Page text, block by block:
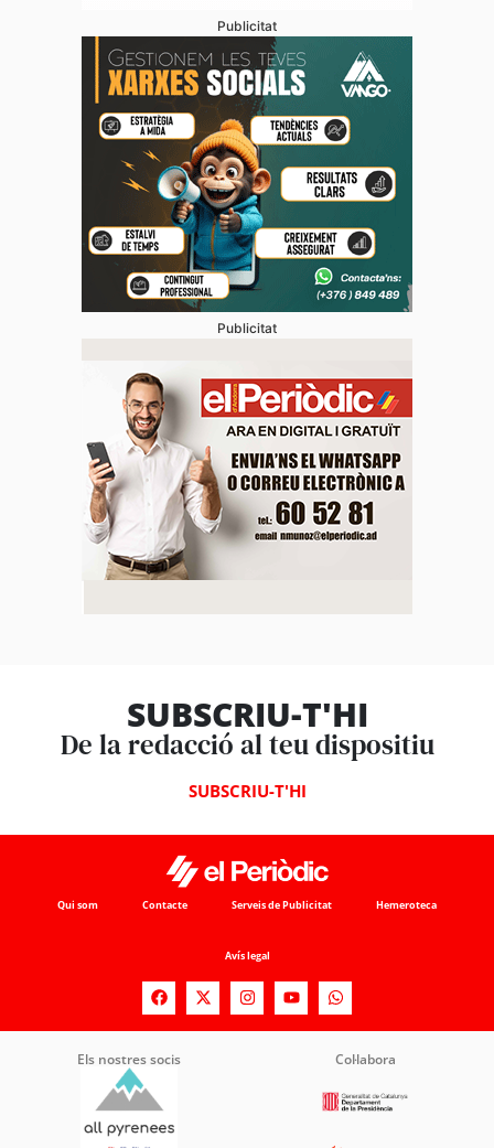
Publicitat
Publicitat
SUBSCRIU-T'HI
De la redacció al teu dispositiu
SUBSCRIU-T'HI
Qui som Contacte Serveis de Publicitat Hemeroteca
Avís legal
Els nostres socis Col·labora